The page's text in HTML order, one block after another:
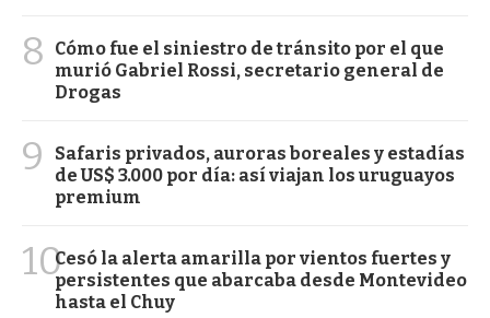
8
Cómo fue el siniestro de tránsito por el que
murió Gabriel Rossi, secretario general de
Drogas
9
Safaris privados, auroras boreales y estadías
de US$ 3.000 por día: así viajan los uruguayos
premium
10Cesó la alerta amarilla por vientos fuertes y
persistentes que abarcaba desde Montevideo
hasta el Chuy